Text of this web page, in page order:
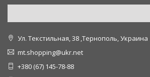
Ул. Текстильная, 38 ,Тернополь, Украина
mt.shopping@ukr.net
+380 (67) 145-78-88